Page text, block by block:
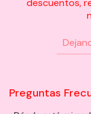
descuentos,
Preguntas